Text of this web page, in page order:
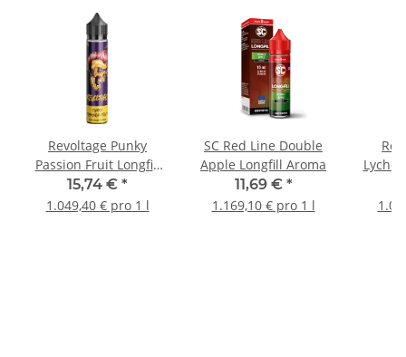
Revoltage Punky
Passion Fruit Longfill
Aroma
15,74 € *
1.049,40 € pro 1 l
SC Red Line Double
Apple Longfill Aroma
11,69 € *
1.169,10 € pro 1 l